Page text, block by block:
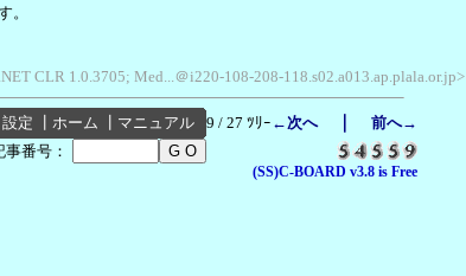
。
CLR 1.0.3705; Med...＠i220-108-208-118.s02.a013.ap.plala.or.jp>
設定 ホーム マニュアル 9 / 27 ﾂﾘｰ ←次へ｜ 前へ→
事番号：
(SS)C-BOARD v3.8 is Free